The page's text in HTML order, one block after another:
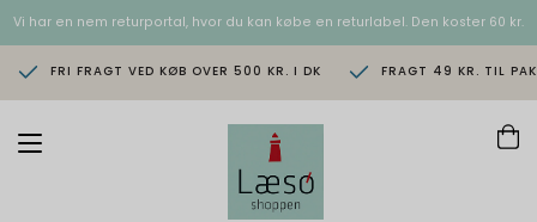
Vi har en nem returportal, hvor du kan købe en returlabel. Den koster 60 kr.
FRI FRAGT VED KØB OVER 500 KR. I DK FRAGT 49 KR. TIL
T